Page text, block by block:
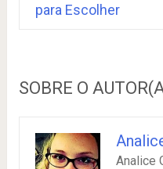
para Escolher
SOBRE O
Analice